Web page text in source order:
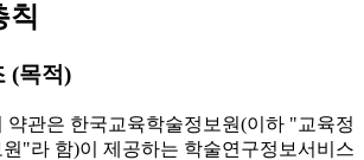
칙
(목적)
약관은 한국교육학술정보원(이하 "교육정
원"라 함)이 제공하는 학술연구정보서비스